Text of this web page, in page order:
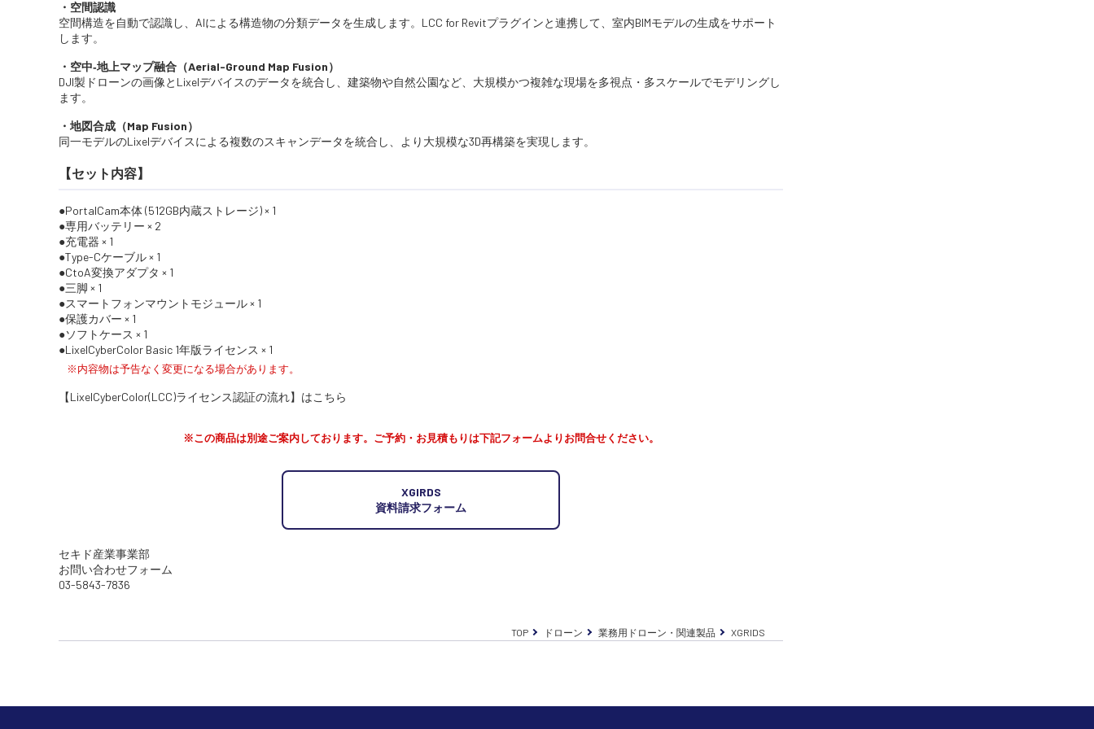
・空間認識
空間構造を自動で認識し、AIによる構造物の分類データを生成します。LCC for Revitプラグインと連携して、室内BIMモデルの生成をサポート
します。
・空中‐地上マップ融合（Aerial-Ground Map Fusion）
DJI製ドローンの画像とLixelデバイスのデータを統合し、建築物や自然公園など、大規模かつ複雑な現場を多視点・多スケールでモデリングし
ます。
・地図合成（Map Fusion）
同一モデルのLixelデバイスによる複数のスキャンデータを統合し、より大規模な3D再構築を実現します。
【セット内容】
PortalCam本体 (512GB内蔵ストレージ) × 1
専用バッテリー × 2
充電器 × 1
Type-Cケーブル × 1
CtoA変換アダプタ × 1
三脚 × 1
スマートフォンマウントモジュール × 1
保護カバー × 1
ソフトケース × 1
LixelCyberColor Basic 1年版ライセンス × 1
※内容物は予告なく変更になる場合があります。
【LixelCyberColor(LCC)ライセンス認証の流れ】はこちら
※この商品は別途ご案内しております。ご予約・お見積もりは下記フォームよりお問合せください。
XGIRDS
資料請求フォーム
セキド産業事業部
お問い合わせフォーム
03-5843-7836
TOP ドローン 業務用ドローン・関連製品 XGRIDS